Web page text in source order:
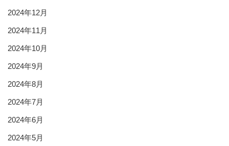
2024年12月
2024年11月
2024年10月
2024年9月
2024年8月
2024年7月
2024年6月
2024年5月